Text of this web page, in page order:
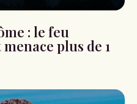
: le feu
plus de 1